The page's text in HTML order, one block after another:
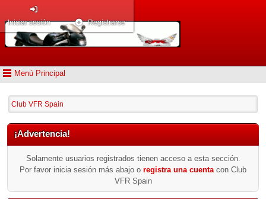
Menú Principal
Iniciar sesión Registrarse
Club VFR Spain
¡Advertencia!
Solamente usuarios registrados tienen acceso a esta sección.
Por favor inicia sesión más abajo o registra una cuenta con Club
VFR Spain